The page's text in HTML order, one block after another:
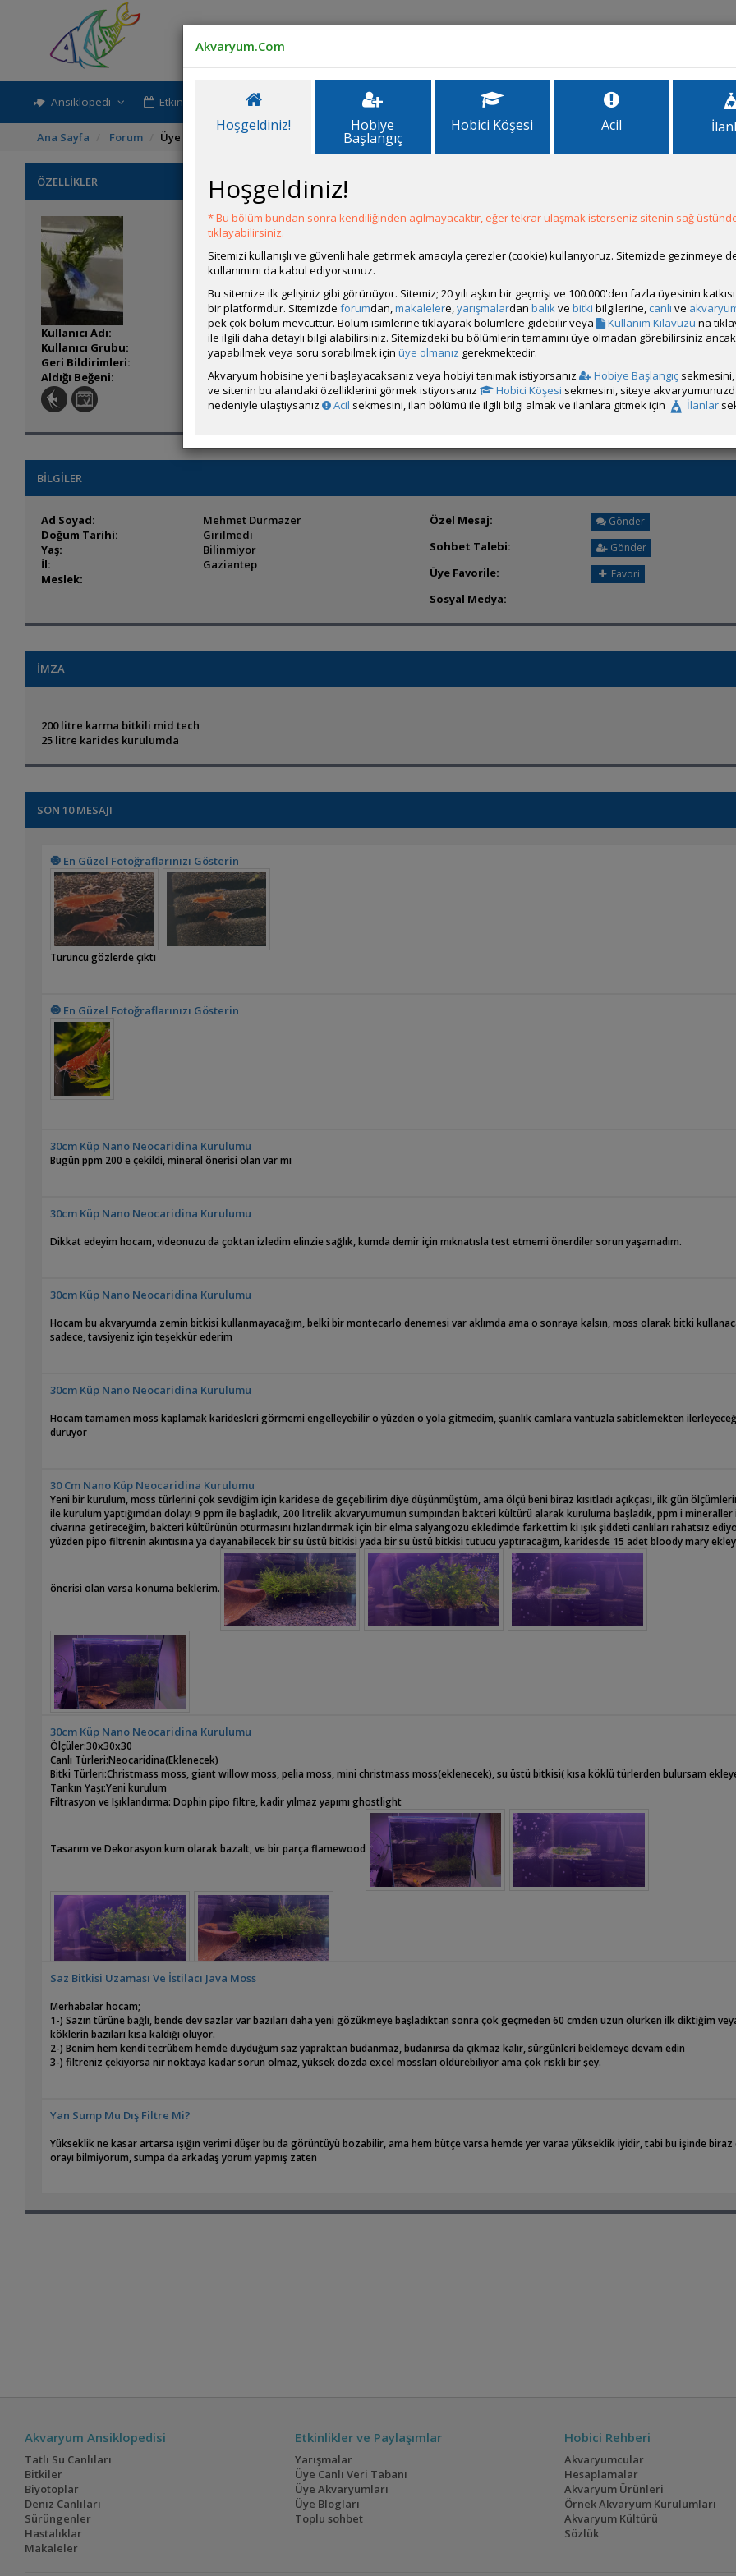
Ansiklopedi Etkinlik-Paylaşım İlanlar Forum
Ana Sayfa Forum Üye Profili
ÖZELLİKLER
Kullanıcı Adı:
Suprabranchial
Kullanıcı Grubu:
Forum Üyesi
Geri Bildirimleri:
0 adet mevcut.
Aldığı Beğeni:
267
Hesap Durumu:
Aktif
Üyelik Tarihi:
08 Şubat 2025 19:54
Paylaşım Sayisı:
9 (Son 6 Ay)
İlan Sayisı:
Üyenin Mesaj ve İlanlarını Gör
Üyenin Açtığı Konuları Gör
Üyeden ÖM Almayı Engelle
BİLGİLER
Ad Soyad:
Mehmet Durmazer
Doğum Tarihi:
Girilmedi
Yaş:
Bilinmiyor
İl:
Gaziantep
Meslek:
Özel Mesaj: Gönder
Sohbet Talebi: Gönder
Üye Favorile: Favori
Sosyal Medya:
İMZA
200 litre karma bitkili mid tech
25 litre karides kurulumda
SON 10 MESAJI
🧿 En Güzel Fotoğraflarınızı Gösterin
Turuncu gözlerde çıktı
🧿 En Güzel Fotoğraflarınızı Gösterin
30cm Küp Nano Neocaridina Kurulumu
Bugün ppm 200 e çekildi, mineral önerisi olan var mı
30cm Küp Nano Neocaridina Kurulumu
Dikkat edeyim hocam, videonuzu da çoktan izledim elinzie sağlık, kumda demir için mıknatısla test etmemi önerdiler sorun yaşamadım.
30cm Küp Nano Neocaridina Kurulumu
Hocam bu akvaryumda zemin bitkisi kullanmayacağım, belki bir montecarlo denemesi var aklımda ama o sonraya kalsın, moss olarak bitki
sadece, tavsiyeniz için teşekkür ederim
30cm Küp Nano Neocaridina Kurulumu
Hocam tamamen moss kaplamak karidesleri görmemi engelleyebilir o yüzden o yola gitmedim, şuanlık camlara vantuzla sabitlemekten
duruyor
30 Cm Nano Küp Neocaridina Kurulumu
Yeni bir kurulum, moss türlerini çok sevdiğim için karidese de geçebilirim diye düşünmüştüm, ama ölçü beni biraz kısıtladı açıkçası, ilk gün
ile kurulum yaptığımdan dolayı 9 ppm ile başladık, 200 litrelik akvaryumumun sumpından bakteri kültürü alarak kuruluma başladık, ppm i mineraller
civarına getireceğim, bakteri kültürünün oturmasını hızlandırmak için bir elma salyangozu ekledimde farkettim ki ışık şiddeti canlıları rahatsız
yüzden pipo filtrenin akıntısına ya dayanabilecek bir su üstü bitkisi yada bir su üstü bitkisi tutucu yaptıracağım, karidesde 15 adet bloody mary
önerisi olan varsa konuma beklerim.
30cm Küp Nano Neocaridina Kurulumu
Ölçüler:30x30x30
Canlı Türleri:Neocaridina(Eklenecek)
Bitki Türleri:Christmass moss, giant willow moss, pelia moss, mini christmass moss(eklenecek), su üstü bitkisi( kısa köklü türlerden bulursam
Tankın Yaşı:Yeni kurulum
Filtrasyon ve Işıklandırma: Dophin pipo filtre, kadir yılmaz yapımı ghostlight
Tasarım ve Dekorasyon:kum olarak bazalt, ve bir parça flamewood
Yeni bir kurulum, moss türlerini çok sevdiğim için karidese de geçebilirim diye düşünmüştüm, ama ölçü beni biraz kısıtladı açıkçası, ilk gün
civarına getireceğim, bakteri kültürünün oturmasını hızlandırmak için bir elma salyangozu ekledimde farkettim ki ışık şiddeti canlıları rahatsız
yüzden pipo filtrenin akıntısına ya dayanabilecek bir su üstü bitkisi yada bir su üstü bitkisi tutucu yaptıracağım, karidesde 15 adet bloody mary
önerisi olan varsa konuma beklerim.
Saz Bitkisi Uzaması Ve İstilacı Java Moss
Merhabalar hocam;
1-) Sazın türüne bağlı, bende dev sazlar var bazıları daha yeni gözükmeye başladıktan sonra çok geçmeden 60 cmden uzun olurken ilk diktiğim
köklerin bazıları kısa kaldığı oluyor.
2-) Benim hem kendi tecrübem hemde duyduğum saz yapraktan budanmaz, budanırsa da çıkmaz kalır, sürgünleri beklemeye devam edin
3-) filtreniz çekiyorsa nir noktaya kadar sorun olmaz, yüksek dozda excel mossları öldürebiliyor ama çok riskli bir şey.
Yan Sump Mu Dış Filtre Mi?
Yükseklik ne kasar artarsa ışığın verimi düşer bu da görüntüyü bozabilir, ama hem bütçe varsa hemde yer varaa yükseklik iyidir, tabi bu işinde biraz
orayı bilmiyorum, sumpa da arkadaş yorum yapmış zaten
Akvaryum Ansiklopedisi
Tatlı Su Canlıları
Bitkiler
Biyotoplar
Deniz Canlıları
Sürüngenler
Hastalıklar
Makaleler
Etkinlikler ve Paylaşımlar
Yarışmalar
Üye Canlı Veri Tabanı
Üye Akvaryumları
Üye Blogları
Toplu sohbet
Hobici Rehberi
Akvaryumcular
Hesaplamalar
Akvaryum Ürünleri
Örnek Akvaryum Kurulumları
Akvaryum Kültürü
Sözlük
Akvaryum.Com
Hoşgeldiniz! Hobiye
Başlangıç
Hobici Köşesi Acil
Hoşgeldiniz!
* Bu bölüm bundan sonra kendiliğinden açılmayacaktır, eğer tekrar ulaşmak isterseniz sitenin sağ
tıklayabilirsiniz.
Sitemizi kullanışlı ve güvenli hale getirmek amacıyla çerezler (cookie) kullanıyoruz. Sitemizde gezinmeye
kullanımını da kabul ediyorsunuz.
Bu sitemize ilk gelişiniz gibi görünüyor. Sitemiz; 20 yılı aşkın bir geçmişi ve 100.000'den fazla üyesinin
bir platformdur. Sitemizde forumdan,makalelere,yarışmalardan balıkve bitki bilgilerine, canlı ve
pek çok bölüm mevcuttur. Bölüm isimlerine tıklayarak bölümlere gidebilir veya
Kullanım Kılavuzu'na
ile ilgili daha detaylı bilgi alabilirsiniz. Sitemizdeki bu bölümlerin tamamını üye olmadan görebilirsiniz
yapabilmek veya soru sorabilmek için üye olmanız gerekmektedir.
Akvaryum hobisine yeni başlayacaksanız veya hobiyi tanımak istiyorsanız
Hobiye Başlangıç
ve sitenin bu alandaki özelliklerini görmek istiyorsanız
Hobici Köşesi sekmesini, siteye
nedeniyle ulaştıysanız
Acil sekmesini, ilan bölümü ile ilgili bilgi almak ve ilanlara gitmek için İlanlar